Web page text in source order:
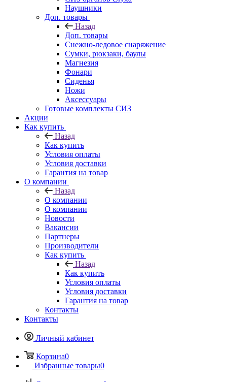
Наушники
Доп. товары
Назад
Доп. товары
Снежно-ледовое снаряжение
Сумки, рюкзаки, баулы
Магнезия
Фонари
Сиденья
Ножи
Аксессуары
Готовые комплекты СИЗ
Акции
Как купить
Назад
Как купить
Условия оплаты
Условия доставки
Гарантия на товар
О компании
Назад
О компании
О компании
Новости
Вакансии
Партнеры
Производители
Как купить
Назад
Как купить
Условия оплаты
Условия доставки
Гарантия на товар
Контакты
Контакты
Личный кабинет
Корзина0
Избранные товары0